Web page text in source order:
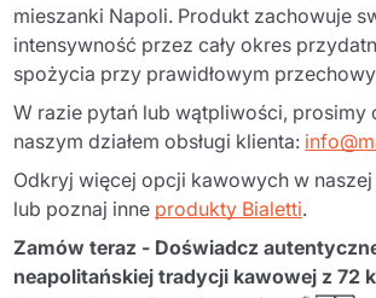
mieszanki Napoli. Produkt zachowuje
intensywność przez cały okres
spożycia przy prawidłowym
W razie pytań lub wątpliwości, prosimy
naszym działem obsługi klienta:
Odkryj więcej opcji kawowych w naszej
lub poznaj inne produkty Bialetti.
Zamów teraz - Doświadcz
neapolitańskiej tradycji kawowej z 72